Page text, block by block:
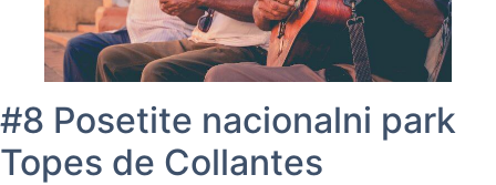
#8 Posetite nacionalni park
Topes de Collantes